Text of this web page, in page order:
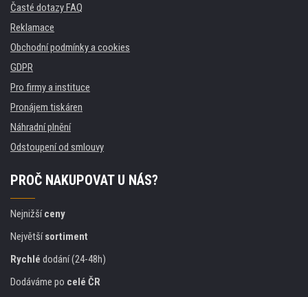
Časté dotazy FAQ
Reklamace
Obchodní podmínky a cookies
GDPR
Pro firmy a instituce
Pronájem tiskáren
Náhradní plnění
Odstoupení od smlouvy
PROČ NAKUPOVAT U NÁS?
Nejnižšíceny
Největšísortiment
Rychlé dodání (24-48h)
Dodáváme po celé ČR